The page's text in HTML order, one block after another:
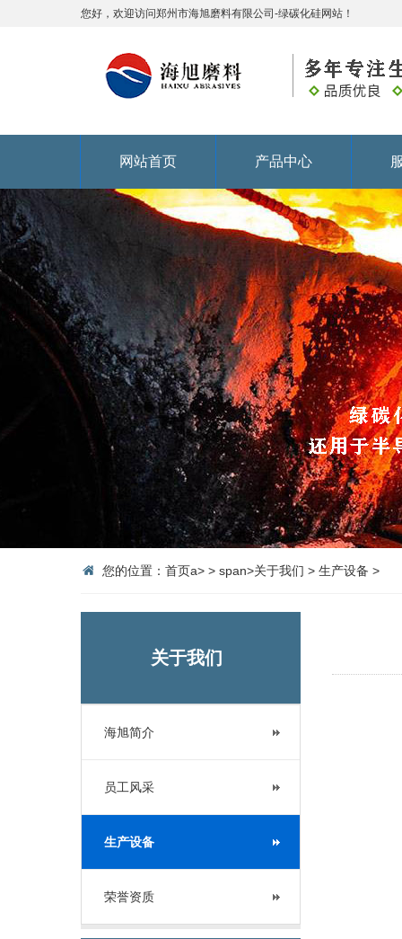
您好，欢迎访问郑州市海旭磨料有限公司-绿碳化硅网站！
网站首页 产品中心
您的位置： 首页a> > span>关于我们 > 生产设备 >
关于我们
海旭简介
员工风采
生产设备
荣誉资质